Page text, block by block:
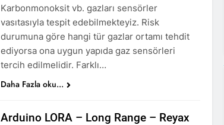
Karbonmonoksit vb. gazları sensörler
vasıtasıyla tespit edebilmekteyiz. Risk
durumuna göre hangi tür gazlar ortamı tehdit
ediyorsa ona uygun yapıda gaz sensörleri
tercih edilmelidir. Farklı…
Daha Fazla oku...
Arduino LORA – Long Range – Reyax